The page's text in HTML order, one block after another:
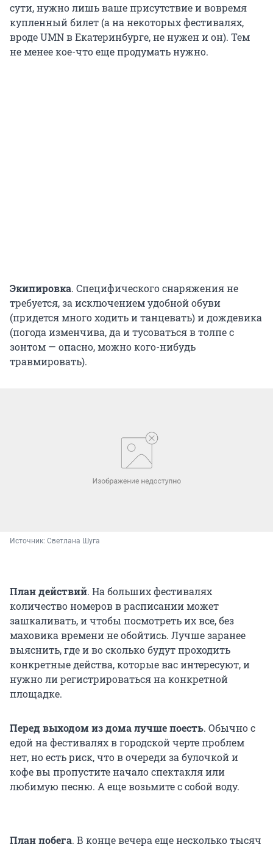
сути, нужно лишь ваше присутствие и вовремя
купленный билет (а на некоторых фестивалях,
вроде UMN в Екатеринбурге, не нужен и он). Тем
не менее кое-что еще продумать нужно.
Экипировка. Специфического снаряжения не
требуется, за исключением удобной обуви
(придется много ходить и танцевать) и дождевика
(погода изменчива, да и тусоваться в толпе с
зонтом — опасно, можно кого-нибудь
травмировать).
Источник: Светлана Шуга
План действий. На больших фестивалях
количество номеров в расписании может
зашкаливать, и чтобы посмотреть их все, без
маховика времени не обойтись. Лучше заранее
выяснить, где и во сколько будут проходить
конкретные действа, которые вас интересуют, и
нужно ли регистрироваться на конкретной
площадке.
Перед выходом из дома лучше поесть. Обычно с
едой на фестивалях в городской черте проблем
нет, но есть риск, что в очереди за булочкой и
кофе вы пропустите начало спектакля или
любимую песню. А еще возьмите с собой воду.
План побега. В конце вечера еще несколько тысяч